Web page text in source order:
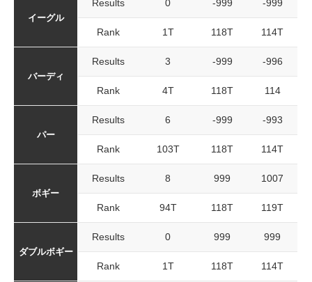
イーグル
Results 0 -999 -999
Rank 1T 118T 114T
バーディ
Results 3 -999 -996
Rank 4T 118T 114
パー
Results 6 -999 -993
Rank 103T 118T 114T
ボギー
Results 8 999 1007
Rank 94T 118T 119T
ダブルボギー
Results 0 999 999
Rank 1T 118T 114T